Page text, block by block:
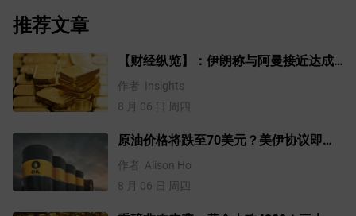
推荐文章
【财经纵览】：伊朗称与阿曼接近达成
协议，黄金涨超200美元、WTI原油三连
跌，道指续创历史新高！
作者 Insights
8 月 06 日 周四
原油价格将跌至70美元？美伊协议即将
达成，但小心冲突再起
作者 Alison Ho
8 月 06 日 周四